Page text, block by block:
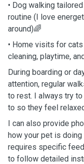
• Dog walking
routine (I love
around)🌈
• Home visits for
cleaning, playtime,
During boarding or
attention, regular
to rest. I always try
to so they feel
I can also provide
how your pet is doing
requires specific
to follow detailed